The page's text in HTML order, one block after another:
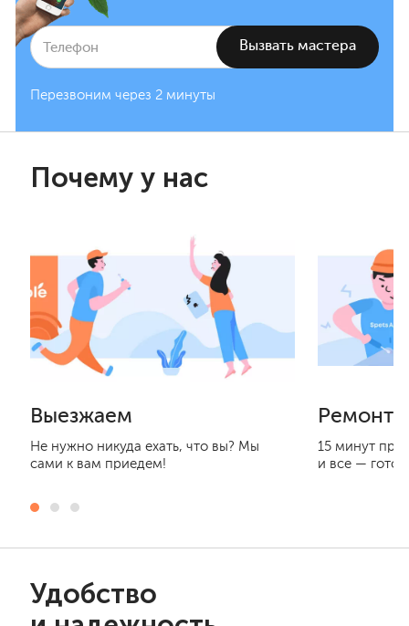
Перезвоним через 2 минуты
Почему у нас
Выезжаем
Не нужно никуда ехать, что вы? Мы
сами к вам приедем!
15 минут
и все —
Удобство